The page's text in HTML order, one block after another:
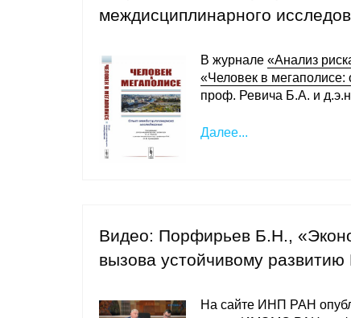
междисциплинарного
В журнале «Анализ
«Человек в
проф. Ревича Б.А. и
Далее...
Видео: Порфирьев Б.Н.,
вызова устойчивому развитию
На сайте ИНП РАН